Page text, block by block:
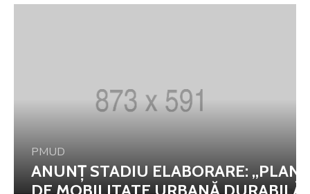
PMUD
ANUNȚ STADIU ELABORARE: „PLAN